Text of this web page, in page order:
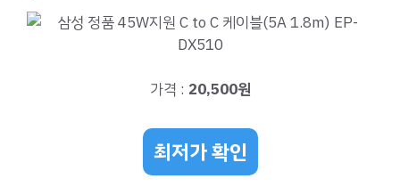
가격 : 20,500원
최저가 확인